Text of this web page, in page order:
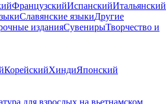
ФранцузскийИспанскийИтальянский
Славянские языкиДругие
изданияСувенирыТворчество и
КорейскийХиндиЯпонский
для взрослых на вьетнамском